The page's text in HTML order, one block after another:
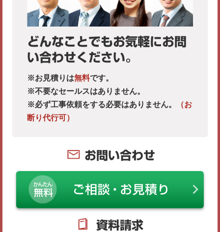
どんなことでもお気軽にお問
い合わせください。
※お見積りは無料です。
※不要なセールスはありません。
※必ず工事依頼をする必要はありません。
（お
断り代行可）
お問い合わせ
資料請求